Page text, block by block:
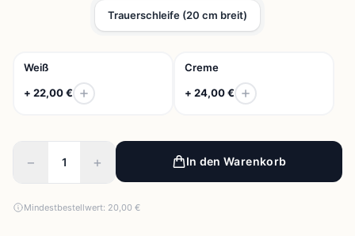
Trauerschleife (20 cm breit)
Weiß
+ 22,00 €
Creme
+ 24,00 €
− + In den Warenkorb
Mindestbestellwert: 20,00 €